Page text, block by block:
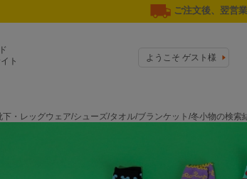
ご注文後、翌営
ト
ようこそ ゲスト様
・レッグウェア/シューズ/タオル/ブランケット/冬小物の検索